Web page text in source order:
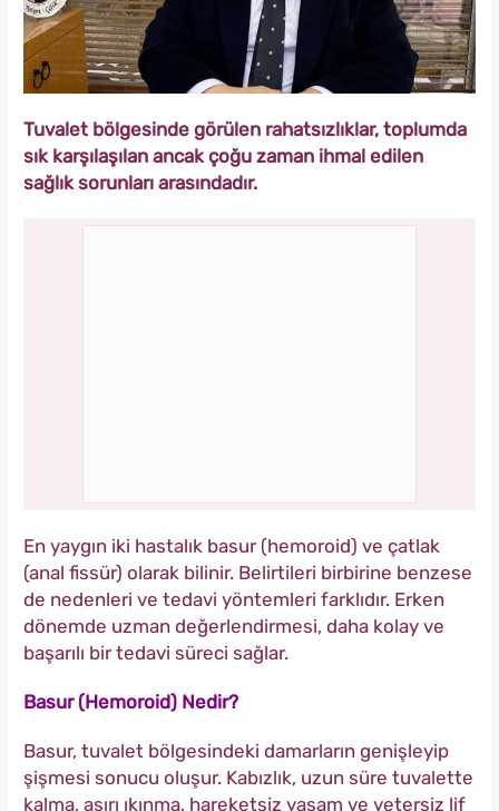
Tuvalet bölgesinde görülen rahatsızlıklar, toplumda
sık karşılaşılan ancak çoğu zaman ihmal edilen
sağlık sorunları arasındadır.
En yaygın iki hastalık basur (hemoroid) ve çatlak
(anal fissür) olarak bilinir. Belirtileri birbirine benzese
de nedenleri ve tedavi yöntemleri farklıdır. Erken
dönemde uzman değerlendirmesi, daha kolay ve
başarılı bir tedavi süreci sağlar.
Basur (Hemoroid) Nedir?
Basur, tuvalet bölgesindeki damarların genişleyip
şişmesi sonucu oluşur. Kabızlık, uzun süre tuvalette
kalma, aşırı ıkınma, hareketsiz yaşam ve yetersiz lif